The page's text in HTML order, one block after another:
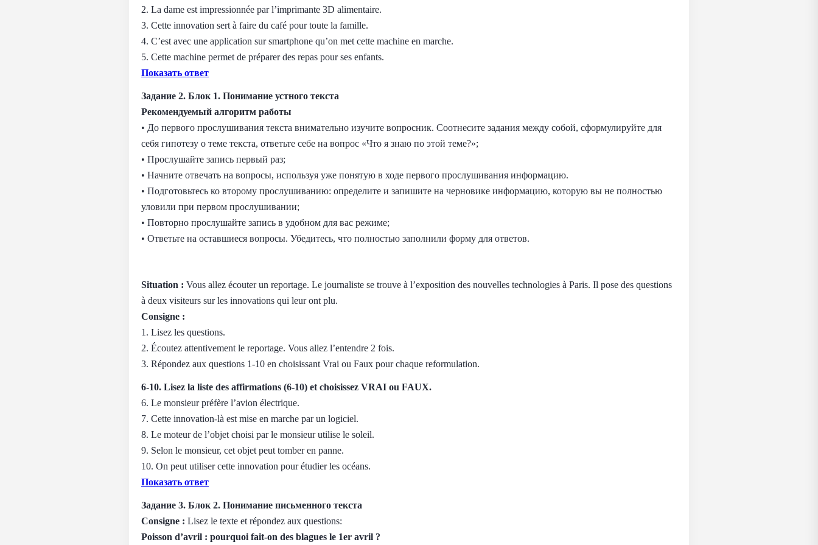
2. La dame est impressionnée par l’imprimante 3D alimentaire.
3. Cette innovation sert à faire du café pour toute la famille.
4. C’est avec une application sur smartphone qu’on met cette machine en marche.
5. Cette machine permet de préparer des repas pour ses enfants.
Показать ответ
Задание 2. Блок 1. Понимание устного текста
Рекомендуемый алгоритм работы
• До первого прослушивания текста внимательно изучите вопросник. Соотнесите задания между собой, сформулируйте для
себя гипотезу о теме текста, ответьте себе на вопрос «Что я знаю по этой теме?»;
• Прослушайте запись первый раз;
• Начните отвечать на вопросы, используя уже понятую в ходе первого прослушивания информацию.
• Подготовьтесь ко второму прослушиванию: определите и запишите на черновике информацию, которую вы не полностью
уловили при первом прослушивании;
• Повторно прослушайте запись в удобном для вас режиме;
• Ответьте на оставшиеся вопросы. Убедитесь, что полностью заполнили форму для ответов.
Situation : Vous allez écouter un reportage. Le journaliste se trouve à l’exposition des nouvelles technologies à Paris. Il pose des questions
à deux visiteurs sur les innovations qui leur ont plu.
Consigne :
1. Lisez les questions.
2. Écoutez attentivement le reportage. Vous allez l’entendre 2 fois.
3. Répondez aux questions 1-10 en choisissant Vrai ou Faux pour chaque reformulation.
6-10. Lisez la liste des affirmations (6-10) et choisissez VRAI ou FAUX.
6. Le monsieur préfère l’avion électrique.
7. Cette innovation-là est mise en marche par un logiciel.
8. Le moteur de l’objet choisi par le monsieur utilise le soleil.
9. Selon le monsieur, cet objet peut tomber en panne.
10. On peut utiliser cette innovation pour étudier les océans.
Показать ответ
Задание 3. Блок 2. Понимание письменного текста
Consigne : Lisez le texte et répondez aux questions:
Poisson d’avril : pourquoi fait-on des blagues le 1er avril ?